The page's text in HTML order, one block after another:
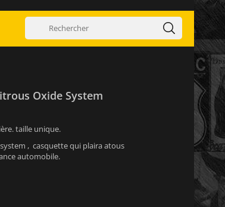
Oxide System
taille unique.
, casquette qui plaira atous
automobile.